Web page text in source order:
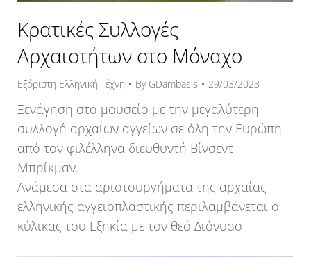
Κρατικές Συλλογές
Αρχαιοτήτων στο Μόναχο
Εξόριστη Ελληνική Τέχνη By GDambasis 29/03/2023
Ξενάγηση στο μουσείο με την μεγαλύτερη
συλλογή αρχαίων αγγείων σε όλη την Ευρώπη
από τον φιλέλληνα διευθυντή Βίνσεντ
Μπρίκμαν.
Ανάμεσα στα αριστουργήματα της αρχαίας
ελληνικής αγγειοπλαστικής περιλαμβάνεται ο
κύλικας του Εξηκία με τον θεό Διόνυσο